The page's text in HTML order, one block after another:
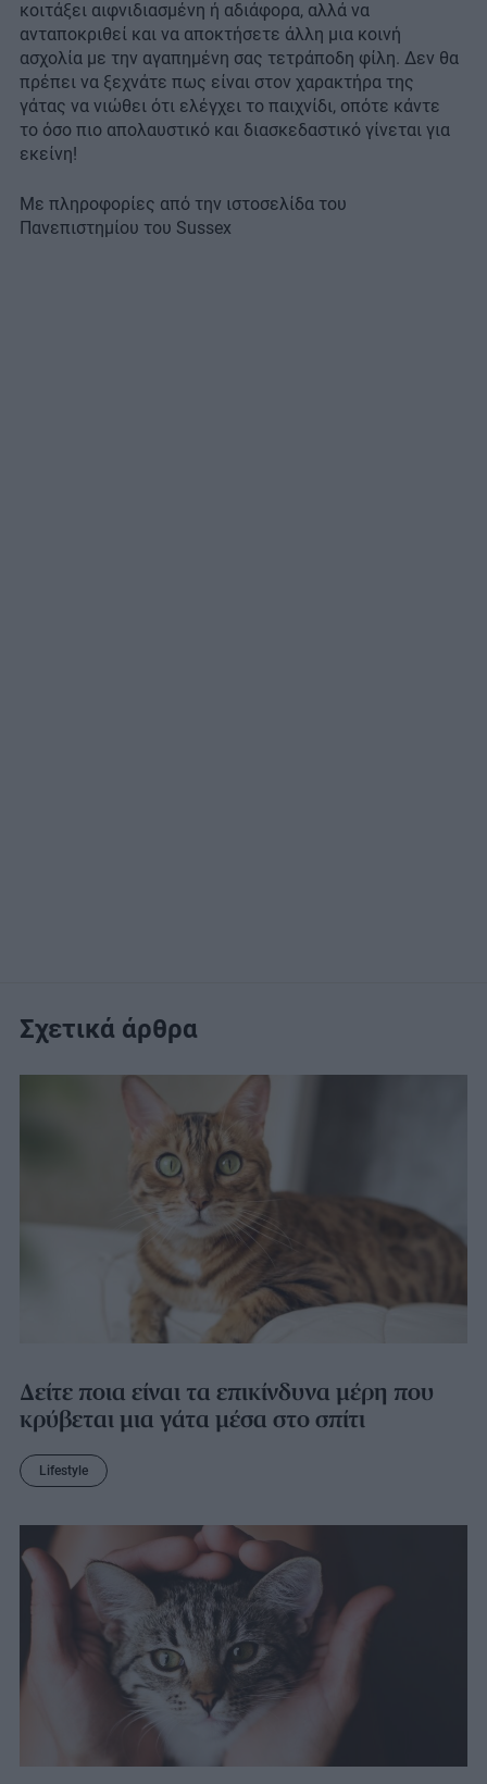
κοιτάξει αιφνιδιασμένη ή αδιάφορα, αλλά να
ανταποκριθεί και να αποκτήσετε άλλη μια κοινή
ασχολία με την αγαπημένη σας τετράποδη φίλη. Δεν θα
πρέπει να ξεχνάτε πως είναι στον χαρακτήρα της
γάτας να νιώθει ότι ελέγχει το παιχνίδι, οπότε κάντε
το όσο πιο απολαυστικό και διασκεδαστικό γίνεται για
εκείνη!
Με πληροφορίες από την ιστοσελίδα του
Πανεπιστημίου του Sussex
Σχετικά άρθρα
Δείτε ποια είναι τα επικίνδυνα μέρη που
κρύβεται μια γάτα μέσα στο σπίτι
Lifestyle